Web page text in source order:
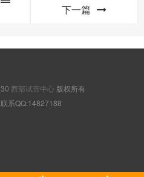
下一篇
西部试管中心 版权所有
系QQ:14827188